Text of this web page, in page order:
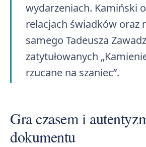
wydarzeniach. Kamiński
relacjach świadków oraz
samego Tadeusza
zatytułowanych
rzucane na szaniec”.
Gra czasem i
dokumentu